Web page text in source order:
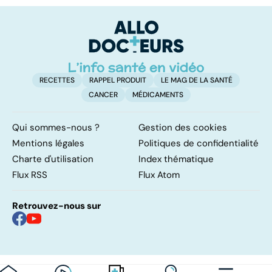
RECETTES RAPPEL PRODUIT
LE MAG DE LA SANTÉ
CANCER
MÉDICAMENTS
Qui sommes-nous ?
Gestion des cookies
Mentions légales
Politiques de confidentialité
Charte d'utilisation
Index thématique
Flux RSS
Flux Atom
Retrouvez-nous sur